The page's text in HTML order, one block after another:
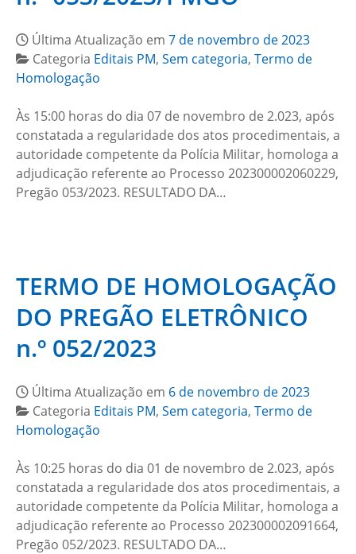
Última Atualização em 7 de novembro de 2023
Categoria Editais PM, Sem categoria, Termo de
Homologação
Às 15:00 horas do dia 07 de novembro de 2.023, após
constatada a regularidade dos atos procedimentais, a
autoridade competente da Polícia Militar, homologa a
adjudicação referente ao Processo 202300002060229,
Pregão 053/2023. RESULTADO DA…
TERMO DE HOMOLOGAÇÃO
DO PREGÃO ELETRÔNICO
n.º 052/2023
Última Atualização em 6 de novembro de 2023
Categoria Editais PM, Sem categoria, Termo de
Homologação
Às 10:25 horas do dia 01 de novembro de 2.023, após
constatada a regularidade dos atos procedimentais, a
autoridade competente da Polícia Militar, homologa a
adjudicação referente ao Processo 202300002091664,
Pregão 052/2023. RESULTADO DA…